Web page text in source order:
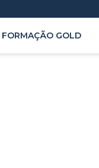
FORMAÇÃO GOLD